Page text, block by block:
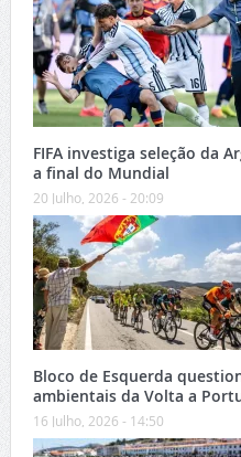
FIFA investiga seleção da
a final do Mundial
20 Julho, 2026 - 20:09
Bloco de Esquerda
ambientais da Volta a
16 Julho, 2026 - 14:50